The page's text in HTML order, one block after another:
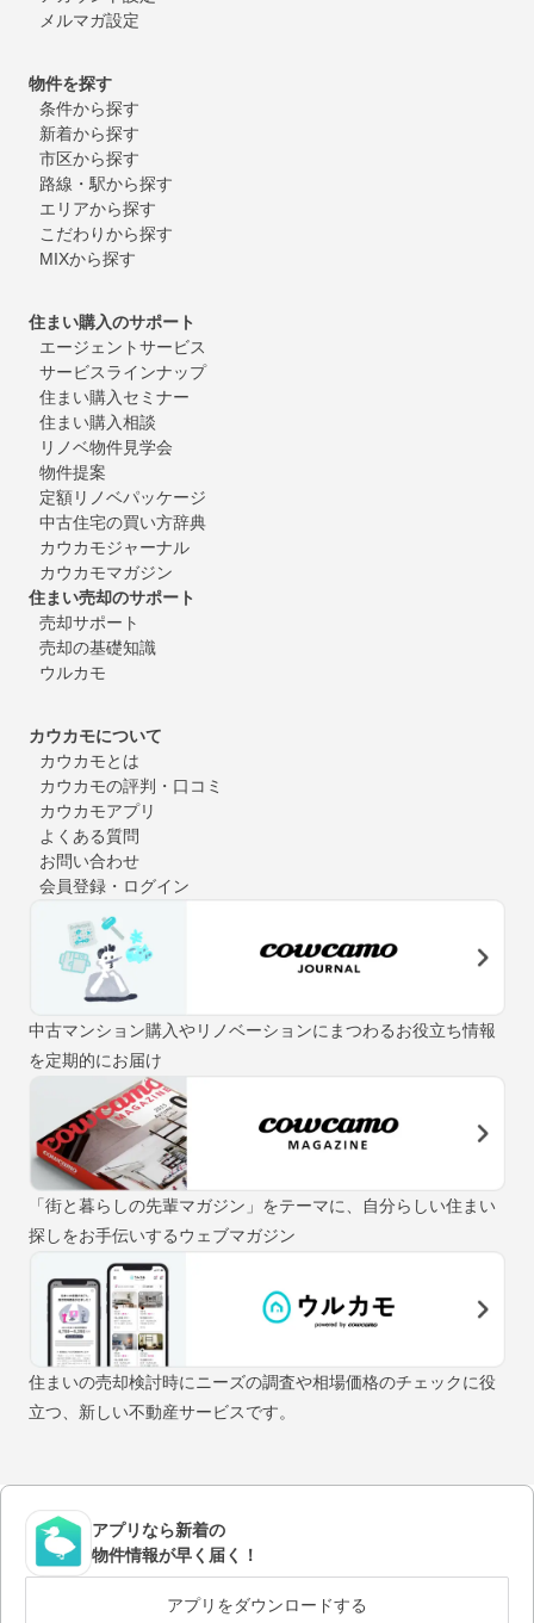
メルマガ設定
物件を探す
条件から探す
新着から探す
市区から探す
路線・駅から探す
エリアから探す
こだわりから探す
MIXから探す
住まい購入のサポート
エージェントサービス
サービスラインナップ
住まい購入セミナー
住まい購入相談
リノベ物件見学会
物件提案
定額リノベパッケージ
中古住宅の買い方辞典
カウカモジャーナル
カウカモマガジン
住まい売却のサポート
売却サポート
売却の基礎知識
ウルカモ
カウカモについて
カウカモとは
カウカモの評判・口コミ
カウカモアプリ
よくある質問
お問い合わせ
会員登録・ログイン
中古マンション購入やリノベーションにまつわるお役立ち情報
を定期的にお届け
「街と暮らしの先輩マガジン」をテーマに、自分らしい住まい
探しをお手伝いするウェブマガジン
住まいの売却検討時にニーズの調査や相場価格のチェックに役
立つ、新しい不動産サービスです。
アプリなら新着の
物件情報が早く届く！
アプリをダウンロードする